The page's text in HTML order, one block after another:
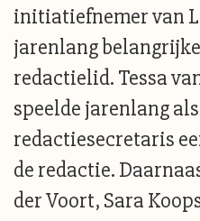
initiatiefnemer van
jarenlang
redactielid. Tessa
speelde jarenlang
redactiesecretaris
de redactie.
der Voort, Sara